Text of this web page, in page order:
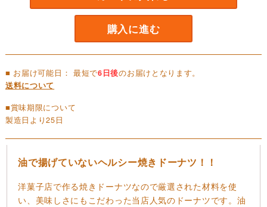
購入に進む
■ お届け可能日： 最短で6日後のお届けとなります。
送料について
■賞味期限について
製造日より25日
油で揚げていないヘルシー焼きドーナツ！！
洋菓子店で作る焼きドーナツなので厳選された材料を使
い、美味しさにもこだわった当店人気のドーナツです。油